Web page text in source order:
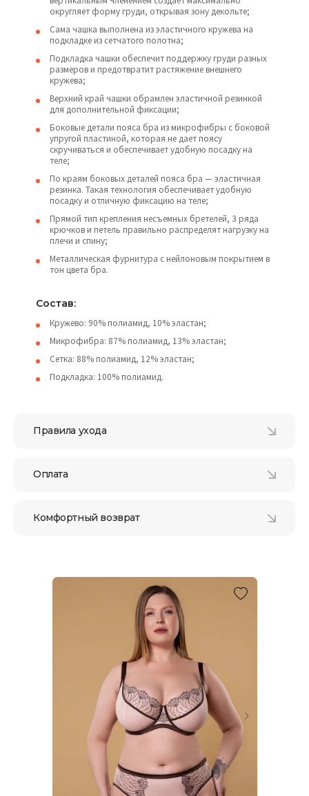
округляет форму груди, открывая зону декольте;
Сама чашка выполнена из эластичного кружева на
подкладке из сетчатого полотна;
Подкладка чашки обеспечит поддержку груди разных
размеров и предотвратит растяжение внешнего
кружева;
Верхний край чашки обрамлен эластичной резинкой
для дополнительной фиксации;
Боковые детали пояса бра из микрофибры с боковой
упругой пластиной, которая не дает поясу
скручиваться и обеспечивает удобную посадку на
теле;
По краям боковых деталей пояса бра — эластичная
резинка. Такая технология обеспечивает удобную
посадку и отличную фиксацию на теле;
Прямой тип крепления несъемных бретелей, 3 ряда
крючков и петель правильно распределят нагрузку на
плечи и спину;
Металлическая фурнитура с нейлоновым покрытием в
тон цвета бра.
Состав:
Кружево: 90% полиамид, 10% эластан;
Микрофибра: 87% полиамид, 13% эластан;
Сетка: 88% полиамид, 12% эластан;
Подкладка: 100% полиамид.
Правила ухода
Оплата
Комфортный возврат